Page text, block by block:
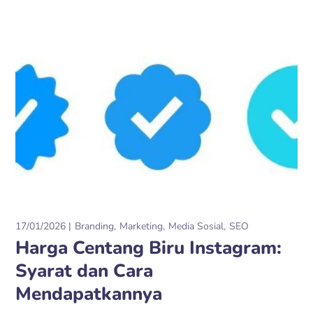
17/01/2026 Branding Marketing Media Sosial SEO
Harga Centang Biru Instagram:
Syarat dan Cara
Mendapatkannya